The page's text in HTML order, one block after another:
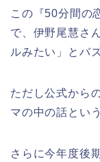
この『50分間の
で、伊野尾慧さ
ルみたい」とバ
ただし公式から
マの中の話とい
さらに今年度後